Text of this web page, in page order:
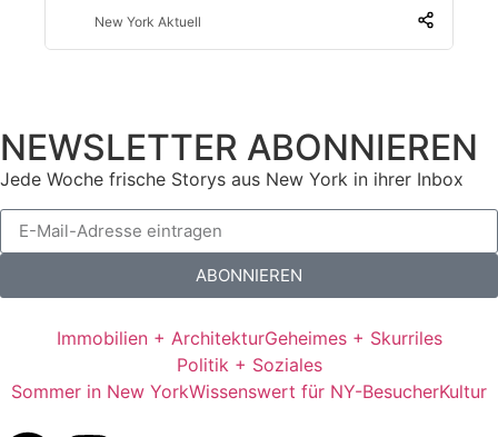
New York Aktuell
NEWSLETTER ABONNIEREN
Jede Woche frische Storys aus New York in ihrer Inbox
ABONNIEREN
Immobilien + ArchitekturGeheimes + Skurriles
Politik + Soziales
Sommer in New YorkWissenswert für NY-BesucherKultur